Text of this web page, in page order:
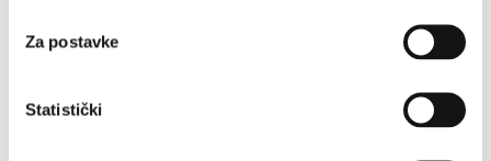
Za postavke
Statistički
2024 - Chicago i Washington DC
2023 - San Francisco, Silicijska dolina, Austin i
2019 - San Francisco, Silicijska dolina i Seattle
2018 - New York i San Francisco/Silicijska dolina